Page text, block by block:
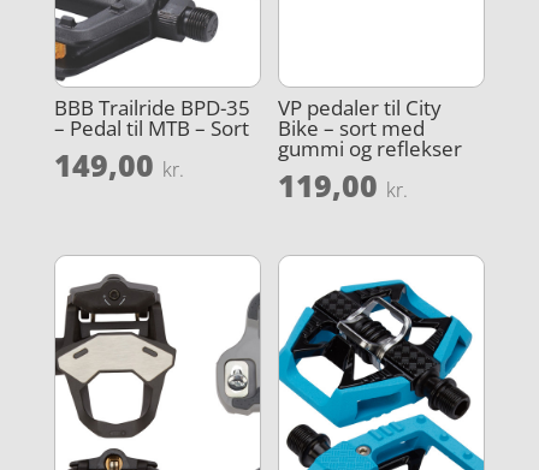
BBB Trailride BPD-35
– Pedal til MTB – Sort
149,00 kr.
VP pedaler til City
Bike – sort med
gummi og reflekser
119,00 kr.